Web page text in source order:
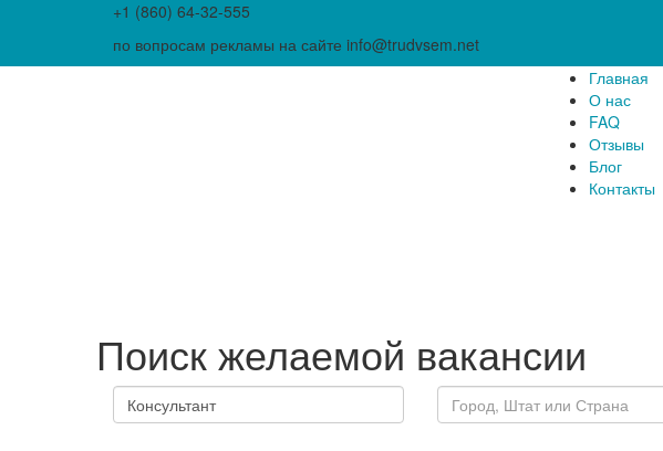
+1 (860) 64-32-555
по вопросам рекламы на сайте info@trudvsem.net
Главная
О нас
FAQ
Отзывы
Блог
Контакты
Поиск желаемой вакансии